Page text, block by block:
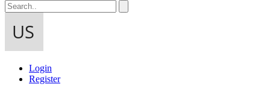
Login
Register